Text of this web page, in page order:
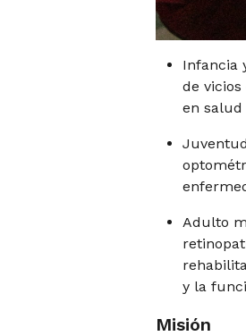
Infancia
de
en salud
Adulto
y la
Misión